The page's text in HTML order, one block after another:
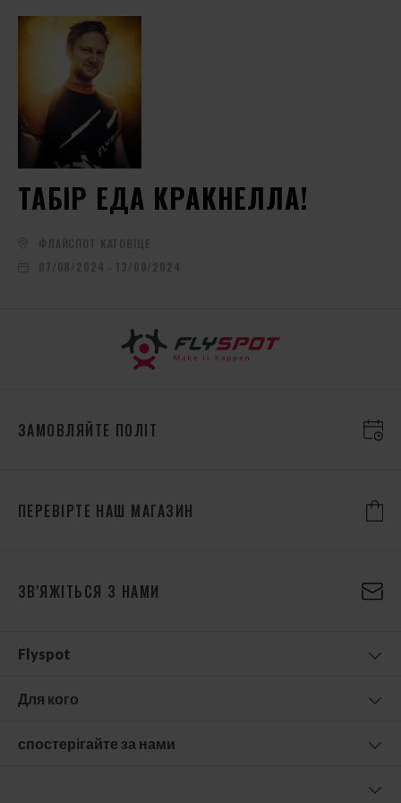
ТАБІР ЕДА КРАКНЕЛЛА!
ФЛАЙСПОТ КАТОВІЦЕ
07/08/2024 - 13/08/2024
ЗАМОВЛЯЙТЕ ПОЛІТ
ПЕРЕВІРТЕ НАШ МАГАЗИН
ЗВ'ЯЖІТЬСЯ З НАМИ
Flyspot
Для кого
спостерігайте за нами